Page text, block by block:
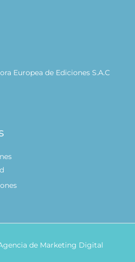
Europea de Ediciones S.A.C
de Marketing Digital